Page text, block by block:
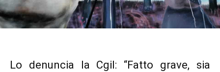
Lo denuncia la Cgil: “Fatto grave, sia